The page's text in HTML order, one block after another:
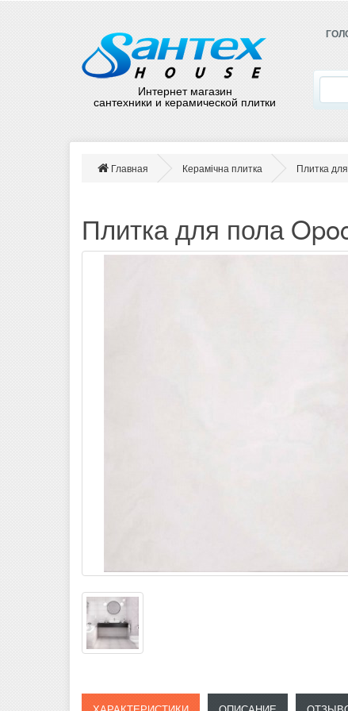
Интернет магазин
сантехники и керамической плитки
Главная Керамічна плитка Плитка
Плитка для пола